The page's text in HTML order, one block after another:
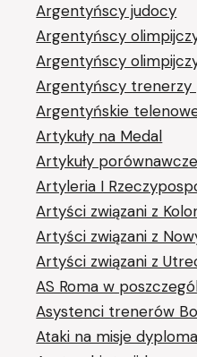
Argentyńscy judocy
Argentyńscy
Argentyńscy
Argentyńscy trenerzy
Argentyńskie
Artykuły na Medal
Artykuły porównawcze
Artyleria I
Artyści związani z
Artyści związani z
Artyści związani z
AS Roma w
Asystenci trenerów
Ataki na misje